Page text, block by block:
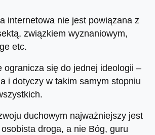
internetowa nie jest powiązana z
związkiem wyznaniowym,
etc.
ogranicza się do jednej ideologii –
i dotyczy w takim samym stopniu
duchowym najważniejszy jest
osobista droga, a nie Bóg, guru